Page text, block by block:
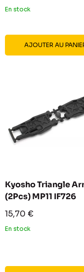
En stock
AJOUTER AU
Kyosho Triangle
(2Pcs) MP11 IF726
Prix
réduit
15,70 €
En stock